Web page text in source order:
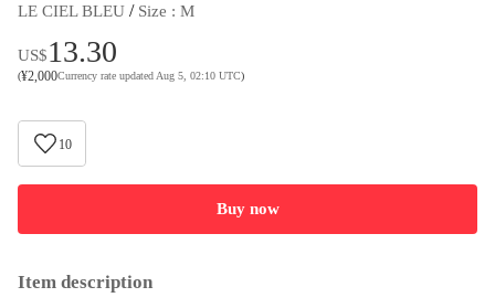
LE CIEL BLEU / Size : M
US$13.30
(¥2,000Currency rate updated Aug 5, 02:10 UTC)
10
Buy now
Item description